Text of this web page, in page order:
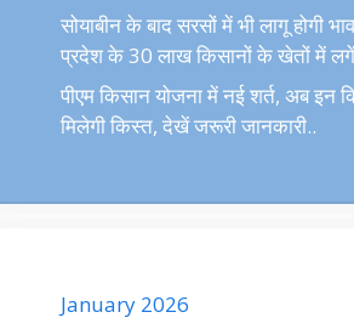
सोयाबीन के बाद सरसों में भी लागू होगी
प्रदेश के 30 लाख किसानों के खेतों में
पीएम किसान योजना में नई शर्त, अब इन
मिलेगी किस्त, देखें जरूरी जानकारी..
January 2026